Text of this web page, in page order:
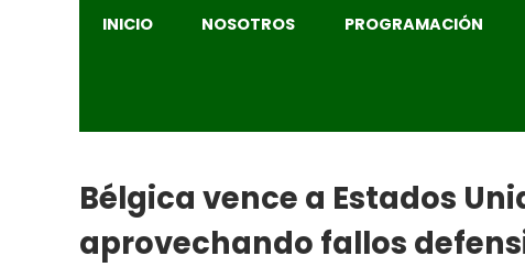
INICIO NOSOTROS PROGRAMACIÓN
Bélgica vence a Estados
aprovechando fallos